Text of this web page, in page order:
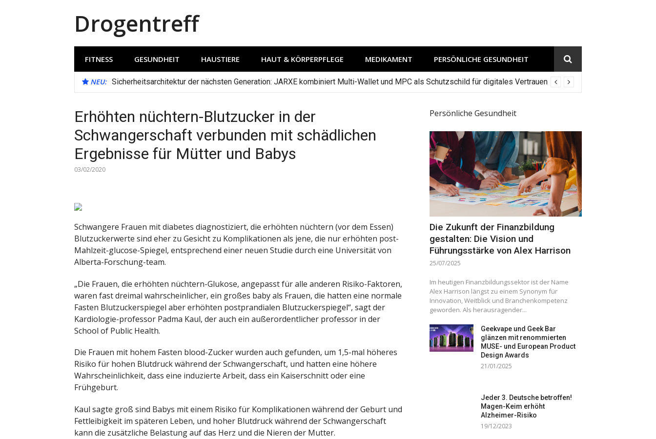
Drogentreff
FITNESS GESUNDHEIT HAUSTIERE HAUT & KÖRPERPFLEGE MEDIKAMENT PERSÖNLICHE GESUNDHEIT
NEU: Sicherheitsarchitektur der nächsten Generation: JARXE kombiniert Multi-Wallet und MPC als Schutzschild für digitales Vertrauen
Erhöhten nüchtern-Blutzucker in der
Schwangerschaft verbunden mit schädlichen
Ergebnisse für Mütter und Babys
03/02/2020
Schwangere Frauen mit diabetes diagnostiziert, die erhöhten nüchtern (vor dem Essen)
Blutzuckerwerte sind eher zu Gesicht zu Komplikationen als jene, die nur erhöhten post-
Mahlzeit-glucose-Spiegel, entsprechend einer neuen Studie durch eine Universität von
Alberta-Forschung-team.
„Die Frauen, die erhöhten nüchtern-Glukose, angepasst für alle anderen Risiko-Faktoren,
waren fast dreimal wahrscheinlicher, ein großes baby als Frauen, die hatten eine normale
Fasten Blutzuckerspiegel aber erhöhten postprandialen Blutzuckerspiegel“, sagt der
Kardiologie-professor Padma Kaul, der auch ein außerordentlicher professor in der
School of Public Health.
Die Frauen mit hohem Fasten blood-Zucker wurden auch gefunden, um 1,5-mal höheres
Risiko für hohen Blutdruck während der Schwangerschaft, und hatten eine höhere
Wahrscheinlichkeit, dass eine induzierte Arbeit, dass ein Kaiserschnitt oder eine
Frühgeburt.
Kaul sagte groß sind Babys mit einem Risiko für Komplikationen während der Geburt und
Fettleibigkeit im späteren Leben, und hoher Blutdruck während der Schwangerschaft
kann die zusätzliche Belastung auf das Herz und die Nieren der Mutter.
Persönliche Gesundheit
Die Zukunft der Finanzbildung
gestalten: Die Vision und
Führungsstärke von Alex Harrison
25/07/2025
Im heutigen Finanzbildungssektor ist der Name
Alex Harrison längst zu einem Synonym für
Innovation, Weitblick und Branchenkompetenz
geworden. Als herausragender...
Geekvape und Geek Bar
glänzen mit renommierten
MUSE- und European Product
Design Awards
21/01/2025
Jeder 3. Deutsche betroffen!
Magen-Keim erhöht
Alzheimer-Risiko
19/12/2023